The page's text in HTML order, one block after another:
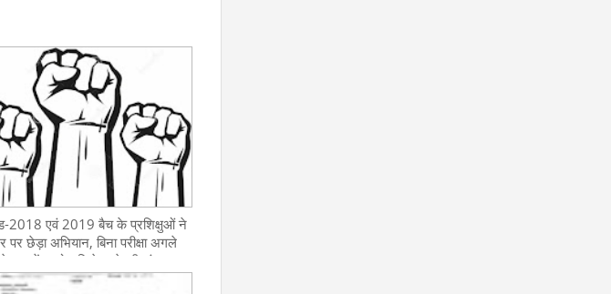
2018 एवं 2019 बैच के प्रशिक्षुओं ने
पर छेड़ा अभियान, बिना परीक्षा अगले
में प्रमोट किये जाने की मांग